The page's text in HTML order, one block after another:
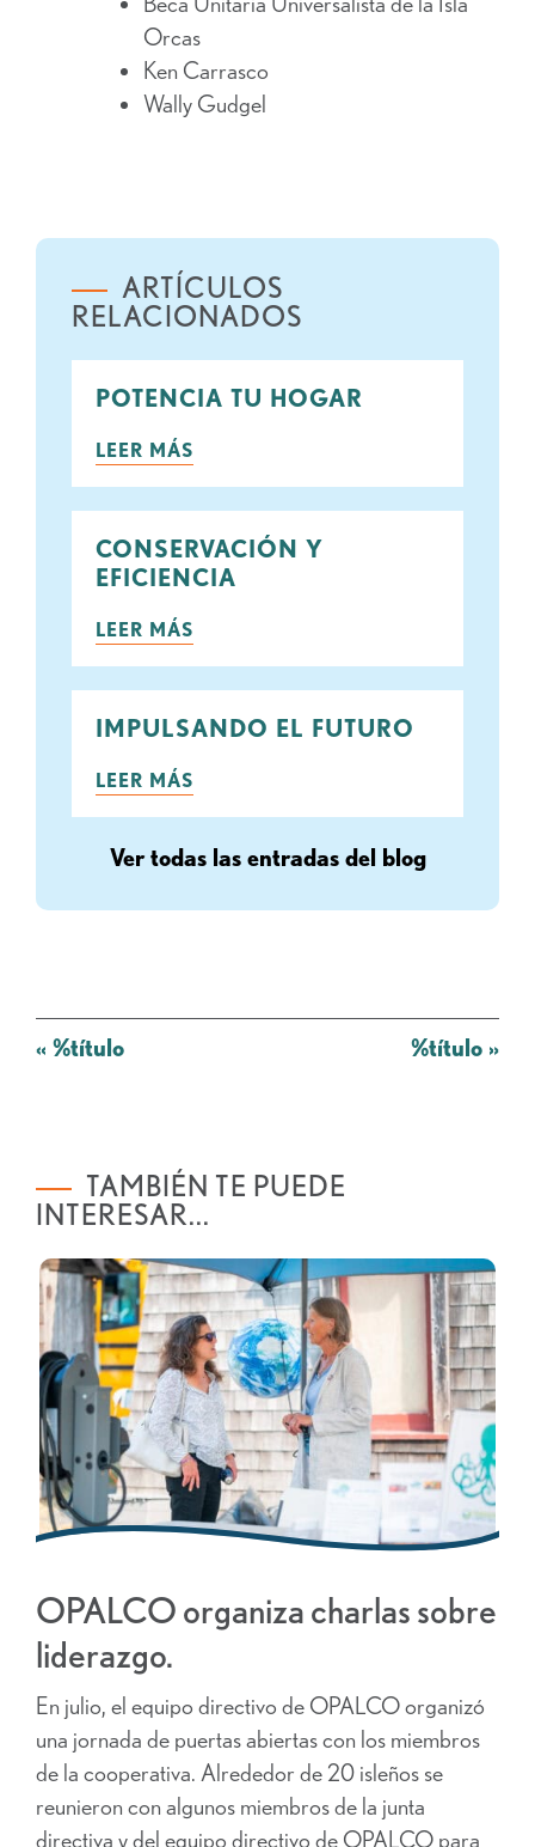
Orcas
Ken Carrasco
Wally Gudgel
ARTÍCULOS
RELACIONADOS
POTENCIA TU HOGAR
LEER MÁS
CONSERVACIÓN Y
EFICIENCIA
LEER MÁS
IMPULSANDO EL FUTURO
LEER MÁS
Ver todas las entradas del blog
Mensaje
« %título %título »
TAMBIÉN TE PUEDE
INTERESAR...
OPALCO organiza charlas sobre
liderazgo.
En julio, el equipo directivo de OPALCO organizó
una jornada de puertas abiertas con los miembros
de la cooperativa. Alrededor de 20 isleños se
reunieron con algunos miembros de la junta
directiva y del equipo directivo de OPALCO para